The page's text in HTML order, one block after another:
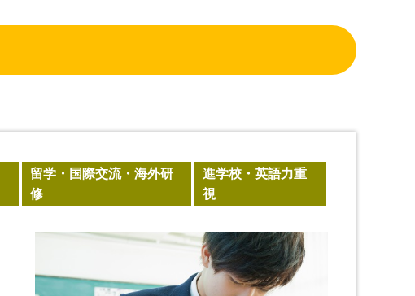
留学・国際交流・海外研
修
進学校・英語力重
視